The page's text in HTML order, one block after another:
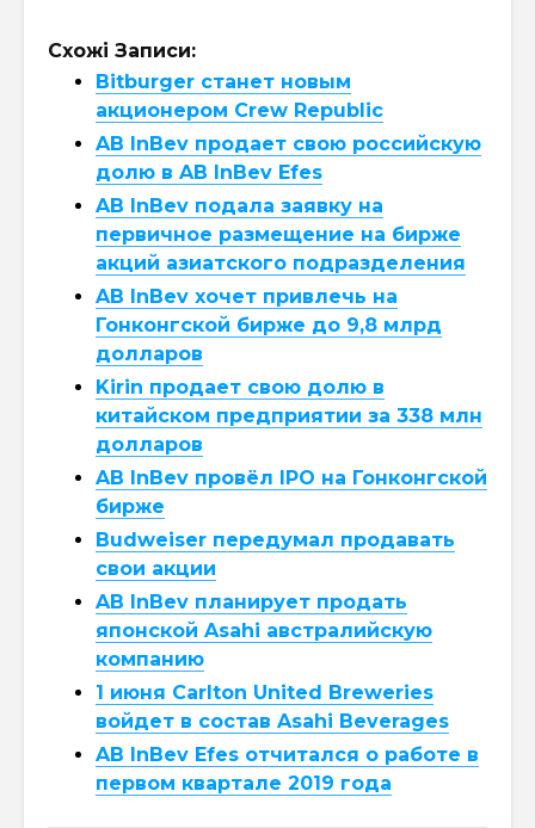
Схожі Записи:
Bitburger станет новым
акционером Crew Republic
AB InBev продает свою российскую
долю в AB InBev Efes
AB InBev подала заявку на
первичное размещение на бирже
акций азиатского подразделения
AB InBev хочет привлечь на
Гонконгской бирже до 9,8 млрд
долларов
Kirin продает свою долю в
китайском предприятии за 338 млн
долларов
AB InBev провёл IPO на Гонконгской
бирже
Budweiser передумал продавать
свои акции
AB InBev планирует продать
японской Asahi австралийскую
компанию
1 июня Carlton United Breweries
войдет в состав Asahi Beverages
AB InBev Efes отчитался о работе в
первом квартале 2019 года